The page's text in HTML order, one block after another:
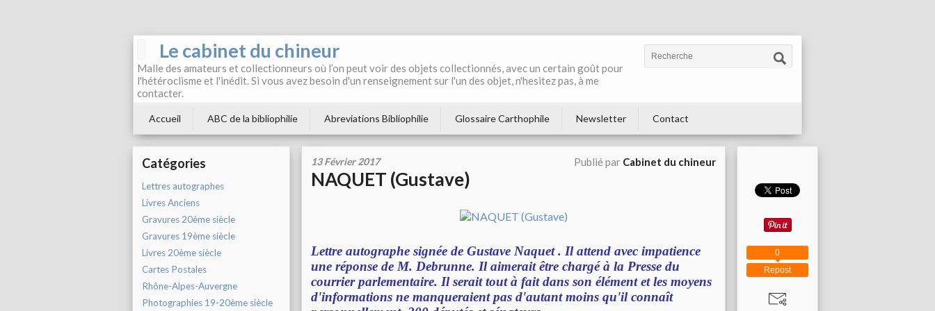
Le cabinet du chineur
Malle des amateurs et collectionneurs où l’on peut voir des objets collectionnés, avec un certain goût pour
l'hétéroclisme et l'inédit. Si vous avez besoin d'un renseignement sur l'un des objet, n'hesitez pas, à me
contacter.
Accueil ABC de la bibliophilie Abreviations Bibliophilie Glossaire Carthophile Newsletter Contact
Catégories
Lettres autographes
Livres Anciens
Gravures 20ème siècle
Gravures 19ème siècle
Livres 20ème siècle
Cartes Postales
Rhône-Alpes-Auvergne
Photographies 19-20ème siècle
13 Février 2017 Publié par Cabinet du chineur
NAQUET (Gustave)
Lettre autographe signée de Gustave Naquet . Il attend avec impatience
une réponse de M. Debrunne. Il aimerait être chargé à la Presse du
courrier parlementaire. Il serait tout à fait dans son élément et les moyens
d'informations ne manqueraient pas d'autant moins qu'il connaît
Repost
0